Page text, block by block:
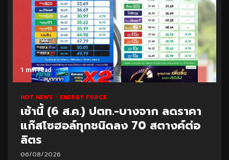
1 min read
HOT NEWS ENERGY FORCE
เช้านี้ (6 ส.ค.) ปตท.-บางจาก ลดราคา
แก๊สโซฮอล์ทุกชนิดลง 70 สตางค์ต่อ
ลิตร
06/08/2026